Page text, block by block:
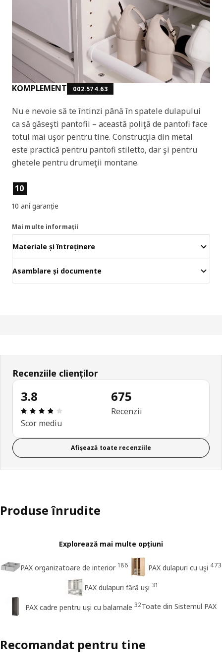
KOMPLEMENT 002.574.63
Nu e nevoie să te întinzi până în spatele dulapului
ca să găseşti pantofii – această poliţă de pantofi face
totul mai uşor pentru tine. Construcţia din metal
este practică pentru pantofi stiletto, dar şi pentru
ghetele pentru drumeţii montane.
Caracteristicile produselor
10
10 ani garanție
Mai multe informații
Materiale și întreținere
Asamblare și documente
Recenziile clienților
3.8
Prezentare generală: 3.8 din 5 stele Total
Scor mediu
675
Recenzii
Afișează toate recenziile
Produse înrudite
Explorează mai multe opțiuni
PAX organizatoare de interior 186 PAX dulapuri cu uşi 473
PAX dulapuri fără uşi 31
PAX cadre pentru uși cu balamale 32Toate din Sistemul PAX
Recomandat pentru tine